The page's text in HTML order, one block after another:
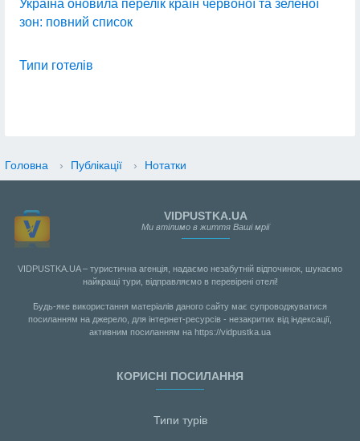
Україна оновила перелік країн червоної та зеленої
зон: повний список
Типи готелів
Головна › Публікації › Нотатки
VIDPUSTKA.UA
Ми втілимо в життя Ваші мрії
VIDPUSTKA.UA – туристична агенція, надаємо незабутній відпочинок, шукаємо
найкращі тури, відправляємо в перевірені отелі!
Будь-яке використання матеріалів даного сайту має супроводжуватися
посиланням на джерело, для інтернет-ресурсів - незакритих від індексації,
активним посиланням на https://vidpustka.ua
КОРИСНІ ПОСИЛАННЯ
Типи турів